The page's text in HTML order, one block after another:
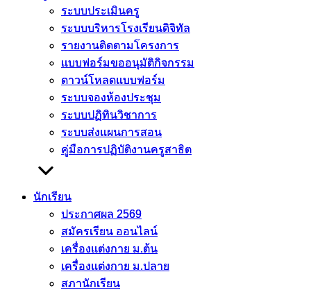
ระบบประเมินครู
ระบบบริหารโรงเรียนดิจิทัล
รายงานติดตามโครงการ
เเบบฟอร์มขออนุมัติกิจกรรม
ดาวน์โหลดแบบฟอร์ม
ระบบจองห้องประชุม
ระบบปฏิทินวิชาการ
ระบบส่งแผนการสอน
คู่มือการปฏิบัติงานครูสาธิต
นักเรียน
ประกาศผล 2569
สมัครเรียน ออนไลน์
เครื่องแต่งกาย ม.ต้น
เครื่องแต่งกาย ม.ปลาย
สภานักเรียน
ระบบประเมินครู
ระบบบริหารโรงเรียนดิจิทัล
รายงานติดตามโครงการ
เเบบฟอร์มขออนุมัติกิจกรรม
ดาวน์โหลดแบบฟอร์ม
ระบบจองห้องประชุม
ระบบปฏิทินวิชาการ
ระบบส่งแผนการสอน
คู่มือการปฏิบัติงานครูสาธิต
นักเรียน
ประกาศผล 2569
สมัครเรียน ออนไลน์
เครื่องแต่งกาย ม.ต้น
เครื่องแต่งกาย ม.ปลาย
สภานักเรียน